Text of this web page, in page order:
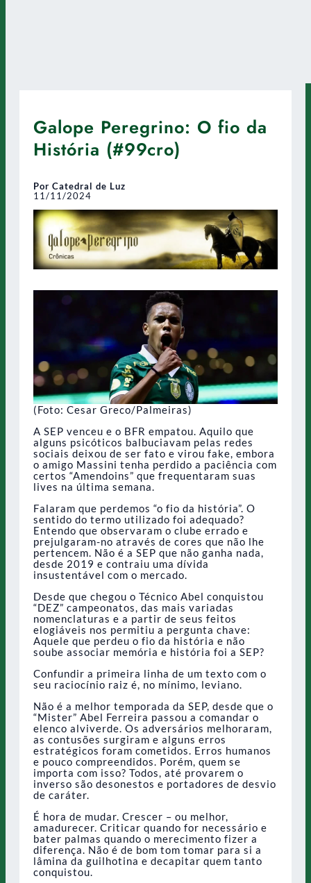
Galope Peregrino: O fio da
História (#99cro)
Por Catedral de Luz
11/11/2024
(Foto: Cesar Greco/Palmeiras)
A SEP venceu e o BFR empatou. Aquilo que
alguns psicóticos balbuciavam pelas redes
sociais deixou de ser fato e virou fake, embora
o amigo Massini tenha perdido a paciência com
certos “Amendoins” que frequentaram suas
lives na última semana.
Falaram que perdemos “o fio da história”. O
sentido do termo utilizado foi adequado?
Entendo que observaram o clube errado e
prejulgaram-no através de cores que não lhe
pertencem. Não é a SEP que não ganha nada,
desde 2019 e contraiu uma dívida
insustentável com o mercado.
Desde que chegou o Técnico Abel conquistou
“DEZ” campeonatos, das mais variadas
nomenclaturas e a partir de seus feitos
elogiáveis nos permitiu a pergunta chave:
Aquele que perdeu o fio da história e não
soube associar memória e história foi a SEP?
Confundir a primeira linha de um texto com o
seu raciocínio raiz é, no mínimo, leviano.
Não é a melhor temporada da SEP, desde que o
“Mister” Abel Ferreira passou a comandar o
elenco alviverde. Os adversários melhoraram,
as contusões surgiram e alguns erros
estratégicos foram cometidos. Erros humanos
e pouco compreendidos. Porém, quem se
importa com isso? Todos, até provarem o
inverso são desonestos e portadores de desvio
de caráter.
É hora de mudar. Crescer – ou melhor,
amadurecer. Criticar quando for necessário e
bater palmas quando o merecimento fizer a
diferença. Não é de bom tom tomar para si a
lâmina da guilhotina e decapitar quem tanto
conquistou.